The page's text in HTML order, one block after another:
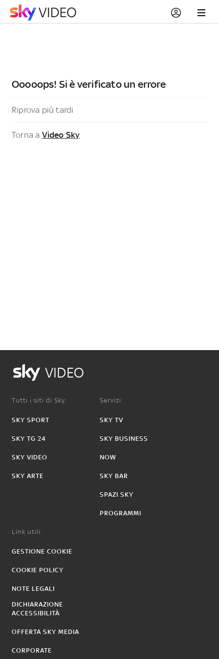
Ooooops! Si è verificato un errore
Riprova più tardi
Torna a Video Sky
VIDEO
Tutti i siti di Sky:
SKY SPORT
SKY TG 24
SKY VIDEO
SKY ARTE
Servizi:
SKY TV
SKY BUSINESS
NOW
SKY BAR
SPAZI SKY
PROGRAMMI
Link utili:
GESTIONE COOKIE
COOKIE POLICY
NOTE LEGALI
DICHIARAZIONE
ACCESSIBILITÀ
OFFERTA SKY MEDIA
CORPORATE